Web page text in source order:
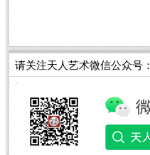
请关注天人艺术微信公众号：